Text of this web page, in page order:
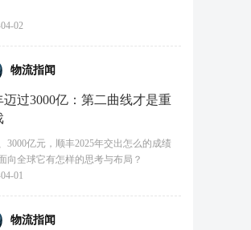
02
物流指闻
迈过3000亿：第二曲线才是重
3000亿元，顺丰2025年交出怎么的成绩
向全球它有怎样的思考与布局？
01
物流指闻